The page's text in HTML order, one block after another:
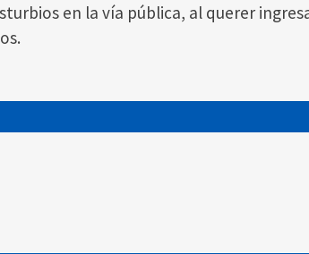
en la vía pública, al querer